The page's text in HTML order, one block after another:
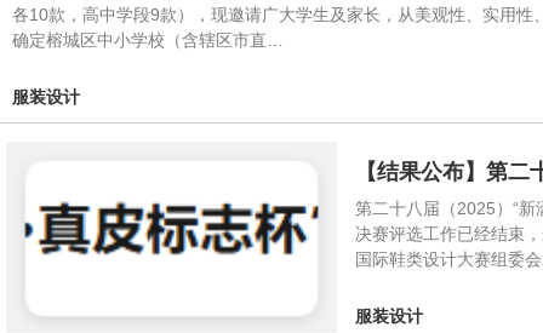
各10款，高中学段9款），现邀请广大学生及家长，从美观性、实用
确定榕城区中小学校（含辖区市直…
服装设计
【结果公布】第
第二十八届（2025）“新
决赛评选工作已经结束
国际鞋类设计大赛组委
服装设计